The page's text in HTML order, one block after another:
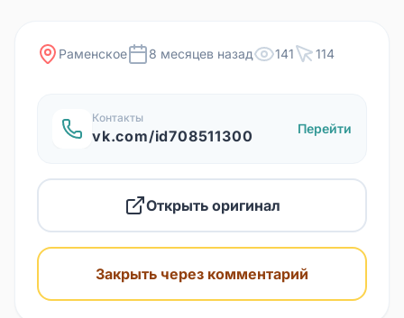
Раменское 8 месяцев назад 141 114
Контакты
vk.com/id708511300 Перейти
Открыть оригинал
Закрыть через комментарий